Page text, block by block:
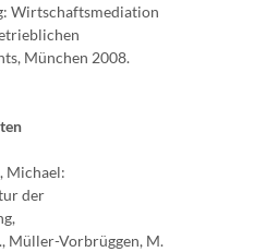
Wirtschaftsmediation
München 2008.
Michael:
der
Müller-Vorbrüggen, M.